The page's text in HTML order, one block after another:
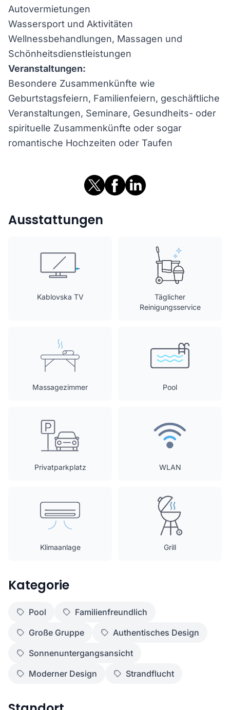
Autovermietungen
Wassersport und Aktivitäten
Wellnessbehandlungen, Massagen und
Schönheitsdienstleistungen
Veranstaltungen:
Besondere Zusammenkünfte wie
Geburtstagsfeiern, Familienfeiern, geschäftliche
Veranstaltungen, Seminare, Gesundheits- oder
spirituelle Zusammenkünfte oder sogar
romantische Hochzeiten oder Taufen
Ausstattungen
Kablovska TV
Täglicher
Reinigungsservice
Massagezimmer Pool
Privatparkplatz WLAN
Klimaanlage Grill
Kategorie
Pool
Familienfreundlich
Große Gruppe
Authentisches Design
Sonnenuntergangsansicht
Moderner Design
Strandflucht